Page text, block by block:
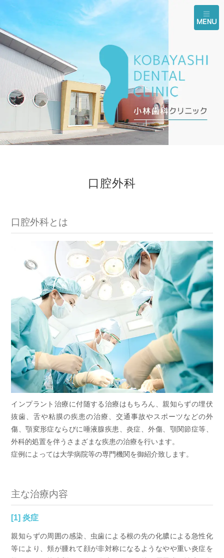
口腔外科
口腔外科とは
インプラント治療に付随する治療はもちろん、親知らずの埋伏
抜歯、舌や粘膜の疾患の治療、交通事故やスポーツなどの外
傷、顎変形症ならびに唾液腺疾患、炎症、外傷、顎関節症等、
外科的処置を伴うさまざまな疾患の治療を行います。
症例によっては大学病院等の専門機関を御紹介致します。
主な治療内容
[1] 炎症
親知らずの周囲の感染、虫歯による根の先の化膿による急性化
等により、頬が腫れて顔が非対称になるようなやや重い炎症を